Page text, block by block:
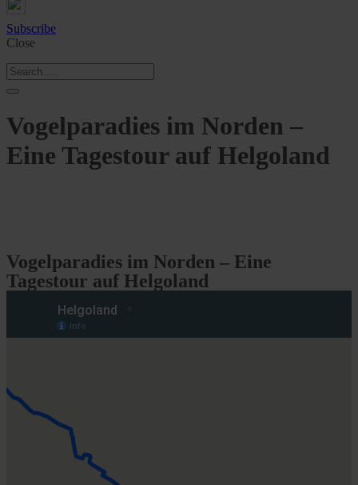
Subscribe
Close
Vogelparadies im Norden –
Eine Tagestour auf Helgoland
Vogelparadies im Norden – Eine
Tagestour auf Helgoland